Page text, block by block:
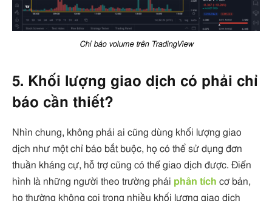
Chỉ báo volume trên TradingView
5. Khối lượng giao dịch có phải chỉ
báo cần thiết?
Nhìn chung, không phải ai cũng dùng khối lượng giao
dịch như một chỉ báo bắt buộc, họ có thể sử dụng đơn
thuần kháng cự, hỗ trợ cũng có thể giao dịch được. Điển
hình là những người theo trường phái phân tích cơ bản,
họ thường không coi trọng nhiều khối lượng giao dịch